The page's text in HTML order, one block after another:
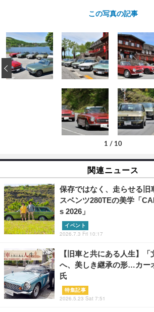
この写真の記事
1 / 10
‹
関連ニュース
保存ではなく、走らせる
スベンツ280TEの美学「
s 2026」
イベント
2026.7.3 Fri 10:17
【旧車と共にある人生】
へ、美しき継承の形…カー
氏
特集記事
2026.5.23 Sat 7:51